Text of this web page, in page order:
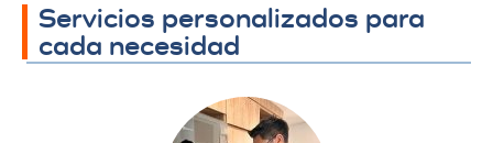
Servicios personalizados para
cada necesidad